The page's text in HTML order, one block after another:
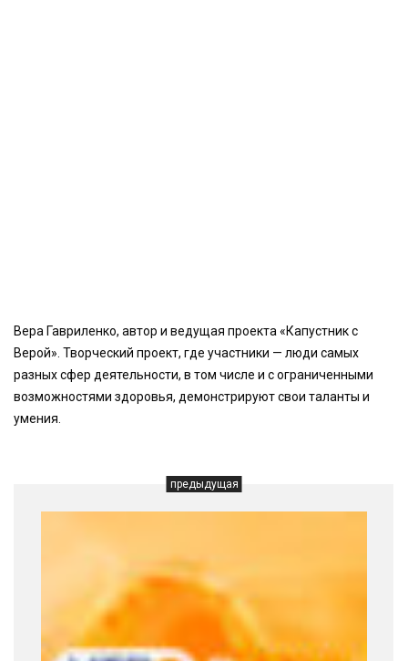
Вера Гавриленко, автор и ведущая проекта «Капустник с
Верой». Творческий проект, где участники — люди самых
разных сфер деятельности, в том числе и с ограниченными
возможностями здоровья, демонстрируют свои таланты и
умения.
предыдущая